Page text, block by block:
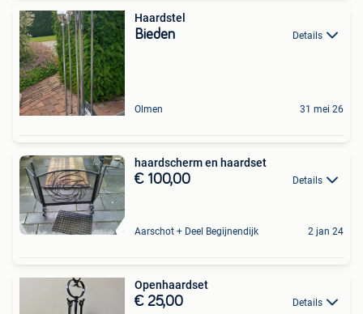
Haardstel
Bieden Details
Olmen 31 mei 26
haardscherm en haardset
€ 100,00 Details
Aarschot + Deel Begijnendijk 2 jan 24
Openhaardset
€ 25,00 Details